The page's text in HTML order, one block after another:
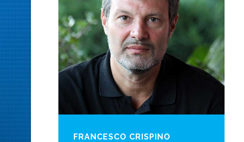
FRANCESCO CRISPINO